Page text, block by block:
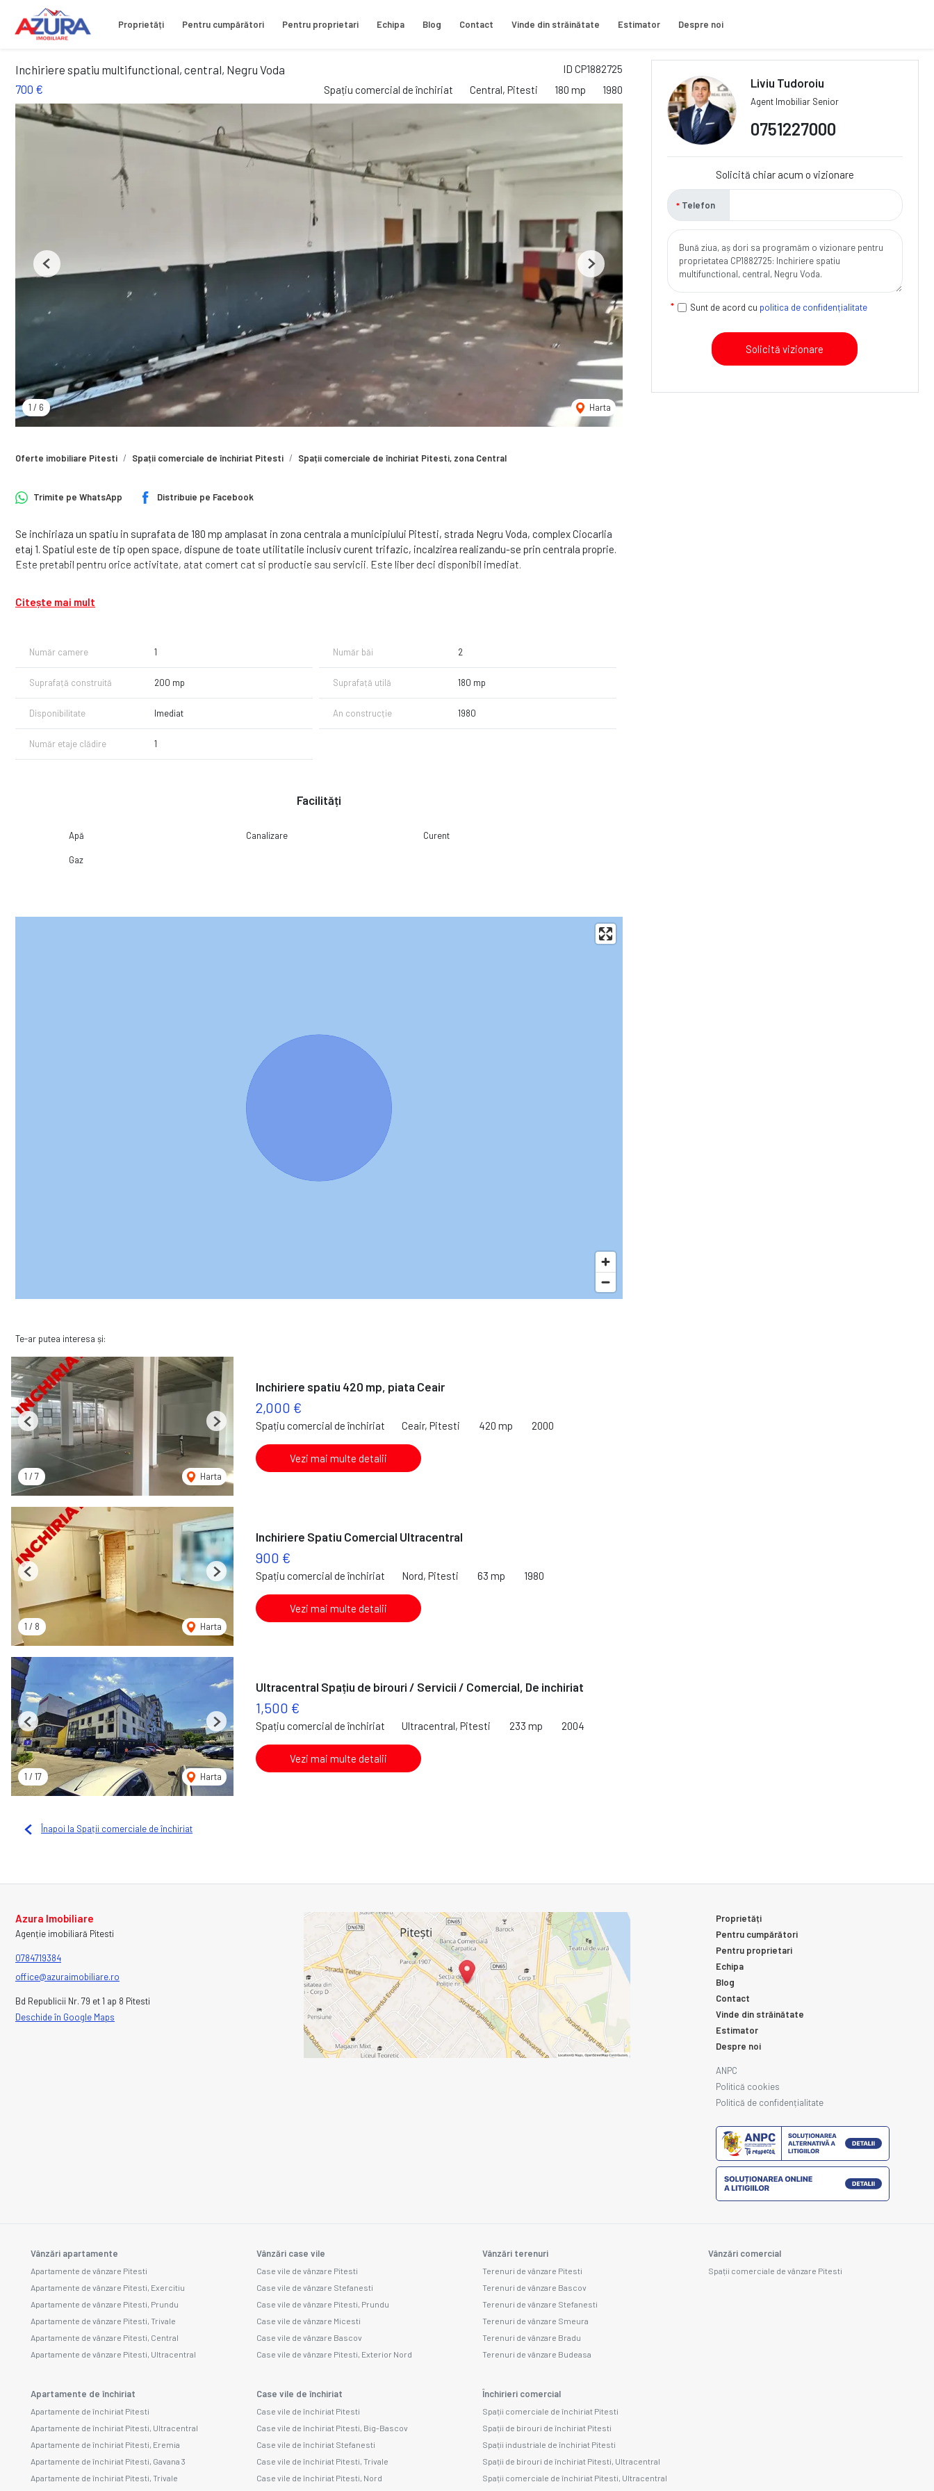
Proprietăți Pentru cumpărători Pentru proprietari Echipa Blog Contact Vinde din străinătate Estimator Despre noi
ID CP1882725
Inchiriere spatiu multifunctional, central, Negru Voda
700 €
Spațiu comercial de închiriat Central, Pitesti 180 mp 1980
1 / 6 Harta
Previous Next
Oferte imobiliare Pitesti Spații comerciale de închiriat Pitesti Spații comerciale de închiriat Pitesti, zona Central
Trimite pe WhatsApp Distribuie pe Facebook
Se inchiriaza un spatiu in suprafata de 180 mp amplasat in zona centrala a municipiului Pitesti, strada Negru Voda, complex Ciocarlia
etaj 1. Spatiul este de tip open space, dispune de toate utilitatile inclusiv curent trifazic, incalzirea realizandu-se prin centrala proprie.
Este pretabil pentru orice activitate, atat comert cat si productie sau servicii. Este liber deci disponibil imediat.
Citește mai mult
Număr camere 1 Număr băi 2
Suprafață construită 200 mp Suprafață utilă 180 mp
Disponibilitate Imediat An construcție 1980
Număr etaje clădire 1
Facilități
Apă Canalizare Curent
Gaz
Liviu Tudoroiu
Agent Imobiliar Senior
0751227000
Solicită chiar acum o vizionare
Telefon
Sunt de acord cu politica de confidențialitate
Solicită vizionare
Te-ar putea interesa și:
1 / 7 Harta
Previous Next
Inchiriere spatiu 420 mp, piata Ceair
2,000 €
Spațiu comercial de închiriat Ceair, Pitesti 420 mp 2000
Vezi mai multe detalii
1 / 8 Harta
Previous Next
Inchiriere Spatiu Comercial Ultracentral
900 €
Spațiu comercial de închiriat Nord, Pitesti 63 mp 1980
Vezi mai multe detalii
1 / 17 Harta
Previous Next
Ultracentral Spațiu de birouri / Servicii / Comercial, De inchiriat
1,500 €
Spațiu comercial de închiriat Ultracentral, Pitesti 233 mp 2004
Vezi mai multe detalii
Înapoi la Spații comerciale de închiriat
Azura Imobiliare
Agenție imobiliară Pitesti
0784719384
office@azuraimobiliare.ro
Bd Republicii Nr. 79 et 1 ap 8 Pitesti
Deschide în Google Maps
Proprietăți
Pentru cumpărători
Pentru proprietari
Echipa
Blog
Contact
Vinde din străinătate
Estimator
Despre noi
ANPC
Politică cookies
Politică de confidențialitate
Vânzări apartamente
Apartamente de vânzare Pitesti
Apartamente de vânzare Pitesti, Exercitiu
Apartamente de vânzare Pitesti, Prundu
Apartamente de vânzare Pitesti, Trivale
Apartamente de vânzare Pitesti, Central
Apartamente de vânzare Pitesti, Ultracentral
Vânzări case vile
Case vile de vânzare Pitesti
Case vile de vânzare Stefanesti
Case vile de vânzare Pitesti, Prundu
Case vile de vânzare Micesti
Case vile de vânzare Bascov
Case vile de vânzare Pitesti, Exterior Nord
Vânzări terenuri
Terenuri de vânzare Pitesti
Terenuri de vânzare Bascov
Terenuri de vânzare Stefanesti
Terenuri de vânzare Smeura
Terenuri de vânzare Bradu
Terenuri de vânzare Budeasa
Vânzări comercial
Spații comerciale de vânzare Pitesti
Apartamente de închiriat
Apartamente de închiriat Pitesti
Apartamente de închiriat Pitesti, Ultracentral
Apartamente de închiriat Pitesti, Eremia
Apartamente de închiriat Pitesti, Gavana 3
Apartamente de închiriat Pitesti, Trivale
Case vile de închiriat
Case vile de închiriat Pitesti
Case vile de închiriat Pitesti, Big-Bascov
Case vile de închiriat Stefanesti
Case vile de închiriat Pitesti, Trivale
Case vile de închiriat Pitesti, Nord
Închirieri comercial
Spații comerciale de închiriat Pitesti
Spații de birouri de închiriat Pitesti
Spații industriale de închiriat Pitesti
Spații de birouri de închiriat Pitesti, Ultracentral
Spații comerciale de închiriat Pitesti, Ultracentral